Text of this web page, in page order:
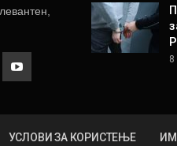
8
УСЛОВИ ЗА КОРИСТЕЊЕ